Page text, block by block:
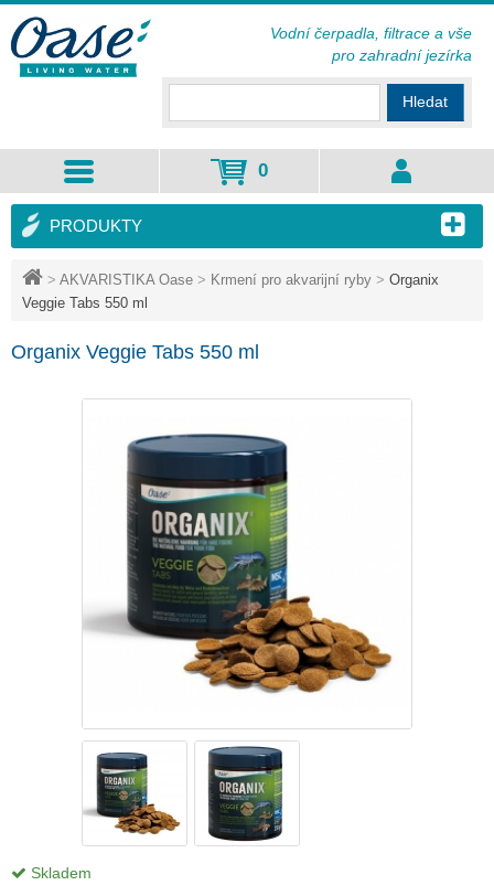
> AKVARISTIKA Oase > Krmení pro akvarijní ryby > Organix
Veggie Tabs 550 ml
Organix Veggie Tabs 550 ml
Skladem
PRODUKTY
Hledat
0
Vodní čerpadla, filtrace a vše
pro zahradní jezírka